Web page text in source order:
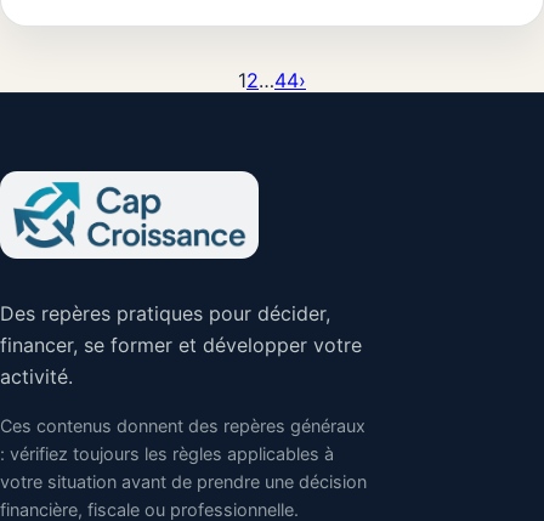
12…44›
Des repères pratiques pour décider,
financer, se former et développer votre
activité.
Ces contenus donnent des repères généraux
: vérifiez toujours les règles applicables à
votre situation avant de prendre une décision
financière, fiscale ou professionnelle.